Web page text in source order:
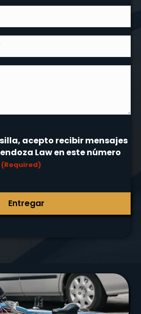
acepto recibir mensajes
Law en este número
(Required)